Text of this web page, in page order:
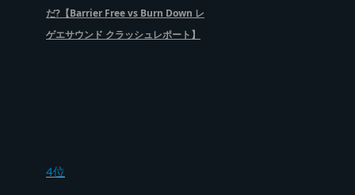
だ?【Barrier Free vs Burn Down レ
ゲエサウンド クラッシュレポート】
4位